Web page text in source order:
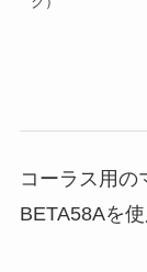
コーラス用の
BETA58Aを使